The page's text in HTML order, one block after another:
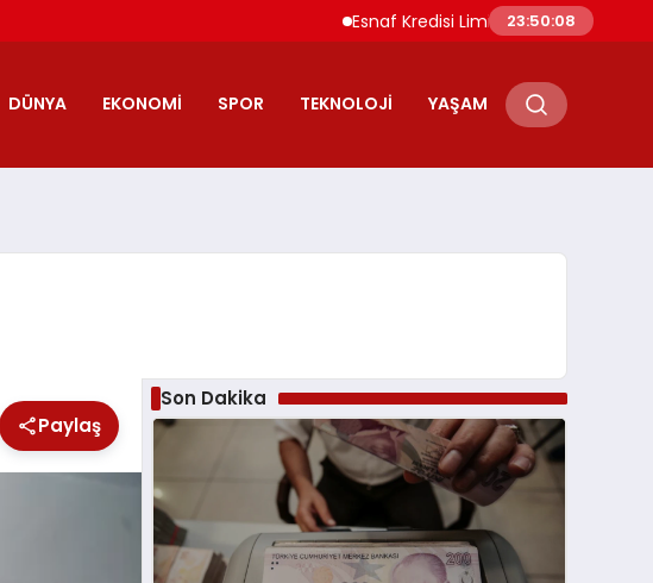
Esnaf Kredisi Limitleri ve Vade Süreleri
23:50:09
DÜNYA EKONOMI SPOR TEKNOLOJI YAŞAM
Paylaş
Son Dakika